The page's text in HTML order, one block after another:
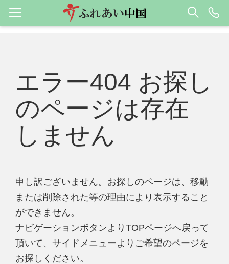
エラー404 お探し
のページは存在
しません
申し訳ございません。お探しのページは、移動
または削除された等の理由により表示すること
ができません。
ナビゲーションボタンよりTOPページへ戻って
頂いて、サイドメニューよりご希望のページを
お探しください。